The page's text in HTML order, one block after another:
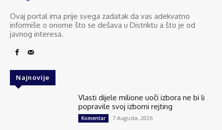
Ovaj portal ima prije svega zadatak da vas adekvatno
informiše o onome što se dešava u Distriktu a što je od
javnog interesa.
Najnovije
Vlasti dijele milione uoči izbora ne bi li
popravile svoj izborni rejting
Komentar 7 Augusta, 2026